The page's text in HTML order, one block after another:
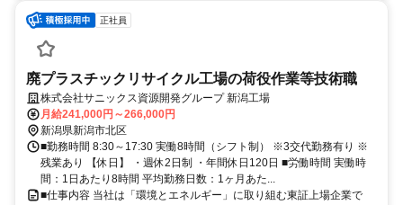
正社員
廃プラスチックリサイクル工場の荷役作業等技術職
株式会社サニックス資源開発グループ 新潟工場
月給241,000円～266,000円
新潟県新潟市北区
■勤務時間 8:30～17:30 実働8時間（シフト制） ※3交代勤務有り ※
残業あり 【休日】 ・週休2日制 ・年間休日120日 ■労働時間 実働時
間：1日あたり8時間 平均勤務日数：1ヶ月あた...
■仕事内容 当社は「環境とエネルギー」に取り組む東証上場企業で